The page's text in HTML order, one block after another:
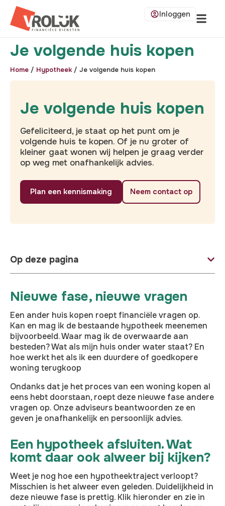
Inloggen
Je volgende huis kopen
Home / Hypotheek / Je volgende huis kopen
Je volgende huis kopen
Gefeliciteerd, je staat op het punt om je
volgende huis te kopen. Of je nu groter of
kleiner gaat wonen wij helpen je graag verder
op weg met onafhankelijk advies.
Plan een kennismaking Neem contact op
Nieuwe fase, nieuwe vragen
Een ander huis kopen roept financiële vragen op.
Kan en mag ik de bestaande hypotheek meenemen
bijvoorbeeld. Waar mag ik de overwaarde aan
besteden? Wat als mijn huis onder water staat? En
hoe werkt het als ik een duurdere of goedkopere
woning terugkoop
Ondanks dat je het proces van een woning kopen al
eens hebt doorstaan, roept deze nieuwe fase andere
vragen op. Onze adviseurs beantwoorden ze en
geven je onafhankelijk en persoonlijk advies.
Een hypotheek afsluiten. Wat
komt daar ook alweer bij kijken?
Weet je nog hoe een hypotheektraject verloopt?
Misschien is het alweer even geleden. Duidelijkheid in
deze nieuwe fase is prettig. Klik hieronder en zie in
Op deze pagina